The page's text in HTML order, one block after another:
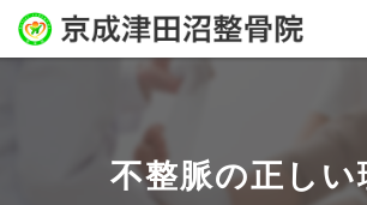
不整脈の正しい